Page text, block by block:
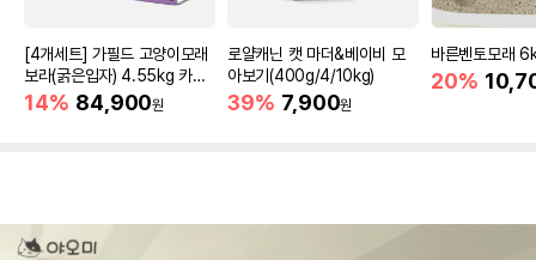
[4개세트] 가필드 고양이모래
보라(굵은입자) 4.55kg 카사
바모래
14% 84,900원
로얄캐닌 캣 마더&베이비 모
아보기(400g/4/10kg)
39% 7,900원
바른벤토모래
20%